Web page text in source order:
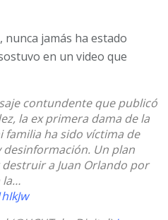
nunca jamás ha estado
en un video que
contundente que publicó
la ex primera dama de la
familia ha sido víctima de
desinformación. Un plan
a Juan Orlando por
la…